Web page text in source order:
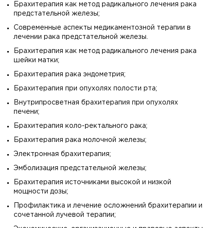
Брахитерапия как метод радикального лечения рака
предстательной железы;
Современные аспекты медикаментозной терапии в
лечении рака предстательной железы.
Брахитерапия как метод радикального лечения рака
шейки матки;
Брахитерапия рака эндометрия;
Брахитерапия при опухолях полости рта;
Внутрипросветная брахитерапия при опухолях
печени;
Брахитерапия коло-ректального рака;
Брахитерапия рака молочной железы;
Электронная брахитерапия;
Эмболизация предстательной железы;
Брахитерапия источниками высокой и низкой
мощности дозы;
Профилактика и лечение осложнений брахитерапии и
сочетанной лучевой терапии;